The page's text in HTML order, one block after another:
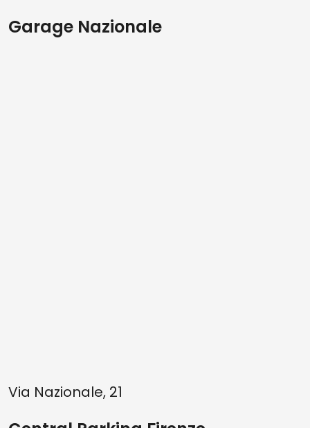
Garage Nazionale
Via Nazionale, 21